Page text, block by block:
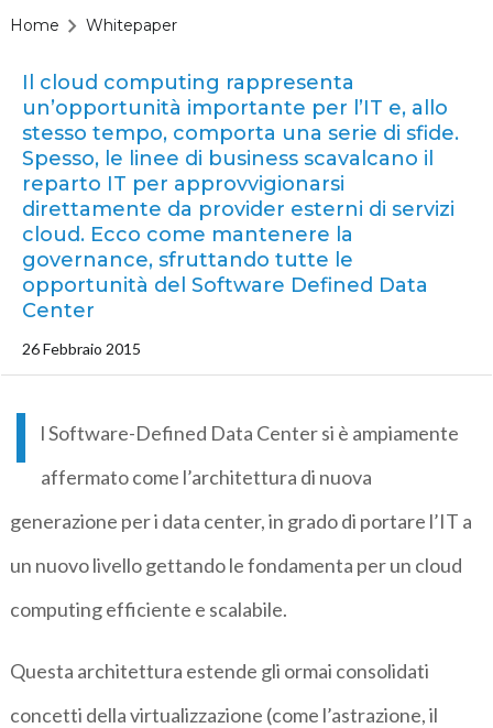
Home Whitepaper
Il cloud computing rappresenta
un’opportunità importante per l’IT e, allo
stesso tempo, comporta una serie di sfide.
Spesso, le linee di business scavalcano il
reparto IT per approvvigionarsi
direttamente da provider esterni di servizi
cloud. Ecco come mantenere la
governance, sfruttando tutte le
opportunità del Software Defined Data
Center
26 Febbraio 2015
I
l Software-Defined Data Center si è ampiamente
affermato come l’architettura di nuova
generazione per i data center, in grado di portare l’IT a
un nuovo livello gettando le fondamenta per un cloud
computing efficiente e scalabile.
Questa architettura estende gli ormai consolidati
concetti della virtualizzazione (come l’astrazione, il